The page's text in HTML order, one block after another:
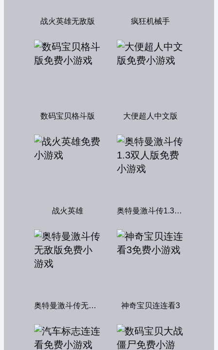
战火英雄无敌版 疯狂机械手
数码宝贝格斗版 大便超人中文版
战火英雄 奥特曼激斗传1.3双人版
奥特曼激斗传无敌版 神奇宝贝连连看3